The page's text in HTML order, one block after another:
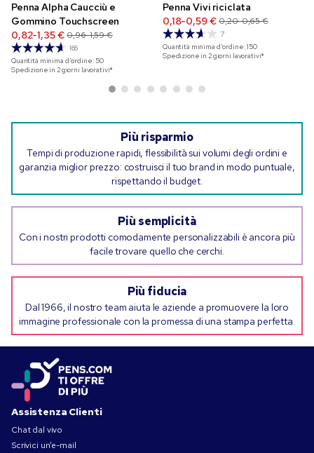
Penna Alpha Caucciù e
Gommino Touchscreen
0,82-1,35 € 0,96-1,59 €
166
Quantità minima d'ordine: 50
Spedizione in 2 giorni lavorativi*
Penna Vivi riciclata
0,18-0,59 € 0,20-0,65 €
7
Quantità minima d'ordine:150
Spedizione in 2 giorni lavorativi*
Più risparmio
Tempi di produzione rapidi, flessibilità sui volumi degli ordini e
garanzia miglior prezzo: costruisci il tuo brand in modo puntuale,
rispettando il budget.
Più semplicità
Con i nostri prodotti comodamente personalizzabili è ancora più
facile trovare quello che cerchi.
Più fiducia
Dal 1966, il nostro team aiuta le aziende a promuovere la loro
immagine professionale con la promessa di una stampa perfetta.
Assistenza Clienti
Chat dal vivo
Scrivici un’e-mail